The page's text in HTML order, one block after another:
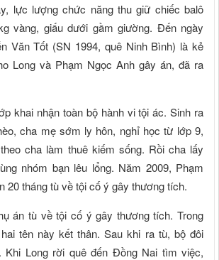
lực lượng chức năng thu giữ chiếc balô
vàng, giấu dưới gầm giường. Đến ngày
Văn Tốt (SN 1994, quê Ninh Bình) là kẻ
Long và Phạm Ngọc Anh gây án, đã ra
khai nhận toàn bộ hành vi tội ác. Sinh ra
cha mẹ sớm ly hôn, nghỉ học từ lớp 9,
cha làm thuê kiếm sống. Rồi cha lấy
nhóm bạn lêu lổng. Năm 2009, Phạm
20 tháng tù về tội cố ý gây thương tích.
án tù về tội cố ý gây thương tích. Trong
tên này kết thân. Sau khi ra tù, bộ đôi
Khi Long rời quê đến Đồng Nai tìm việc,